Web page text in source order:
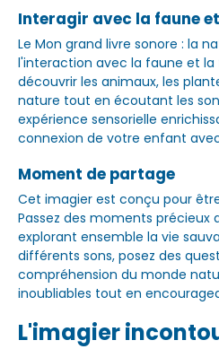
Interagir avec la faune
Le Mon grand livre sonore : la
l'interaction avec la faune et
découvrir les animaux, les
nature tout en écoutant les
expérience sensorielle
connexion de votre enfant
Moment de partage
Cet imagier est conçu pour
Passez des moments
explorant ensemble la vie
différents sons, posez des
compréhension du monde
inoubliables tout en
L'imagier